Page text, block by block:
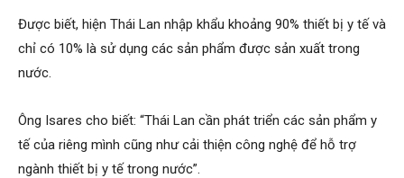
Được biết, hiện Thái Lan nhập khẩu khoảng 90% thiết bị y tế và
chỉ có 10% là sử dụng các sản phẩm được sản xuất trong
nước.
Ông Isares cho biết: “Thái Lan cần phát triển các sản phẩm y
tế của riêng mình cũng như cải thiện công nghệ để hỗ trợ
ngành thiết bị y tế trong nước”.